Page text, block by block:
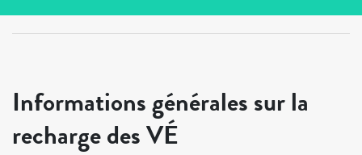
Informations générales sur la
recharge des VÉ